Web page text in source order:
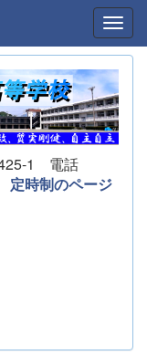
1 電話
定時制のページ